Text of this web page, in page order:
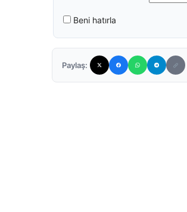
Beni hatırla
Paylaş: